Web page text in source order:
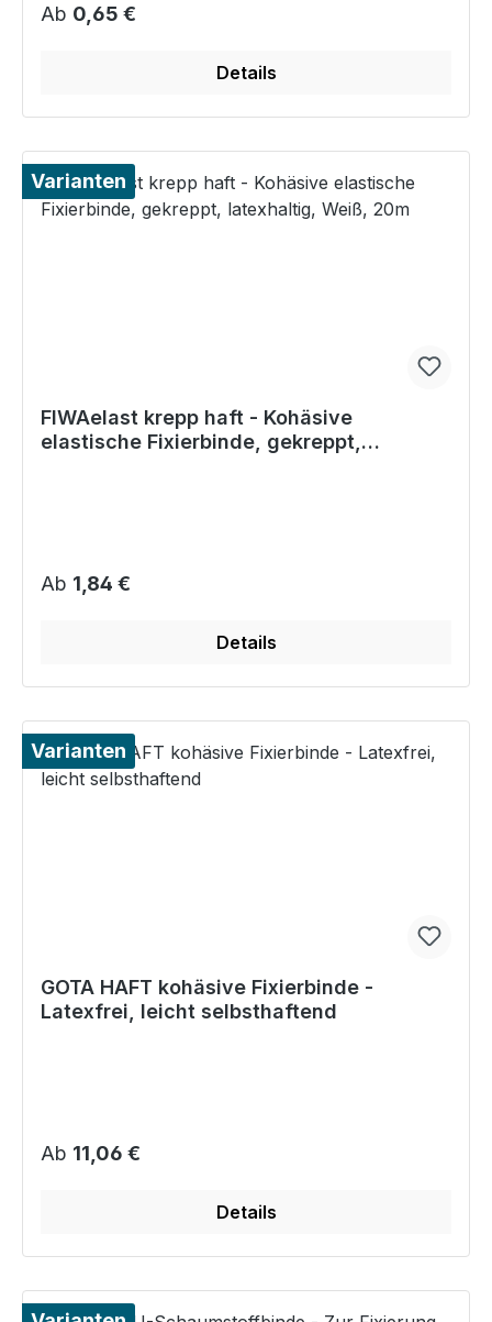
Regulärer Preis:
Ab 0,65 €
Details
Varianten
FIWAelast krepp haft - Kohäsive
elastische Fixierbinde, gekreppt,
Regulärer Preis:
Ab 1,84 €
Details
Varianten
GOTA HAFT kohäsive Fixierbinde -
Latexfrei, leicht selbsthaftend
Regulärer Preis:
Ab 11,06 €
Details